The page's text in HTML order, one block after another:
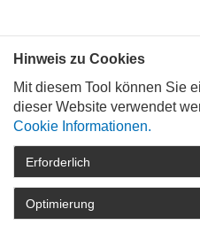
STARTSEITE
TAG DER
PROGRAMM
Hinweis zu Cookies
Mit diesem Tool können Sie
dieser Website verwendet
Cookie Informationen.
Erforderlich
Optimierung